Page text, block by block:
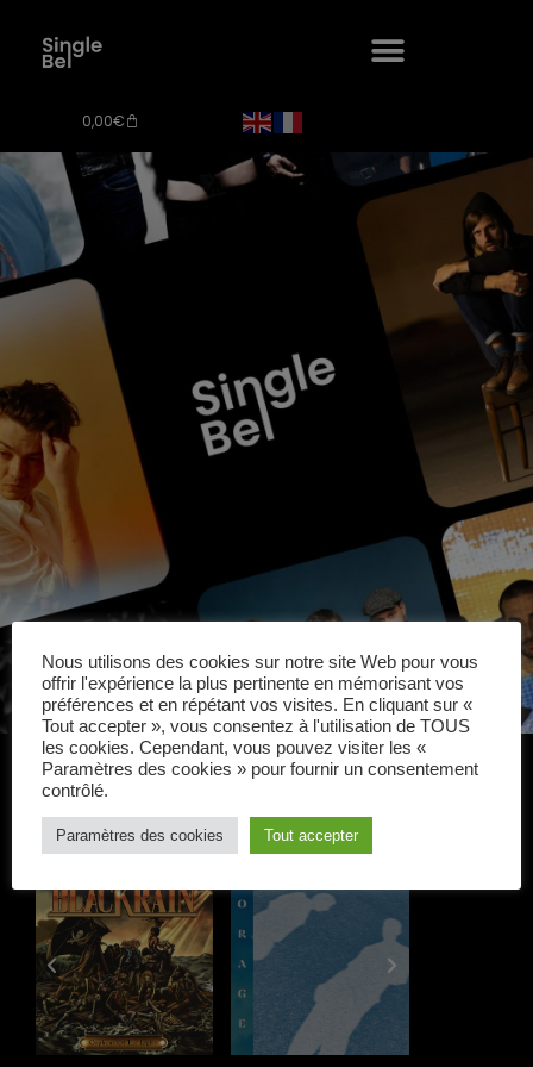
0,00€
NOUVEAUTÉS
Nous utilisons des cookies sur notre site Web pour vous
offrir l'expérience la plus pertinente en mémorisant vos
préférences et en répétant vos visites. En cliquant sur «
Tout accepter », vous consentez à l'utilisation de TOUS
les cookies. Cependant, vous pouvez visiter les «
Paramètres des cookies » pour fournir un consentement
contrôlé.
Paramètres des cookies Tout accepter